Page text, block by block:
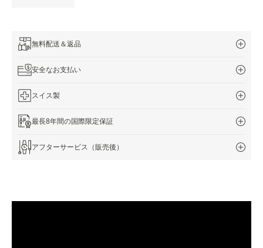
無料配送＆返品
安全なお支払い
スイス製
最長8年間の国際限定保証
アフターサービス（販売後）